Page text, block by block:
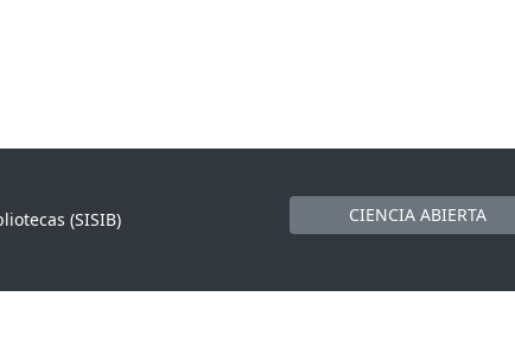
(SISIB)
CIENCIA ABIERTA